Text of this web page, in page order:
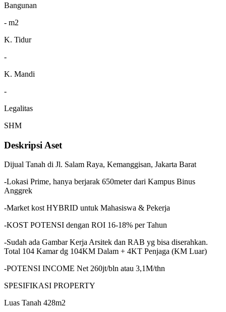
Bangunan
- m2
K. Tidur
-
K. Mandi
-
Legalitas
SHM
Deskripsi Aset
Dijual Tanah di Jl. Salam Raya, Kemanggisan, Jakarta Barat
-Lokasi Prime, hanya berjarak 650meter dari Kampus Binus
Anggrek
-Market kost HYBRID untuk Mahasiswa & Pekerja
-KOST POTENSI dengan ROI 16-18% per Tahun
-Sudah ada Gambar Kerja Arsitek dan RAB yg bisa diserahkan.
Total 104 Kamar dg 104KM Dalam + 4KT Penjaga (KM Luar)
-POTENSI INCOME Net 260jt/bln atau 3,1M/thn
SPESIFIKASI PROPERTY
Luas Tanah 428m2